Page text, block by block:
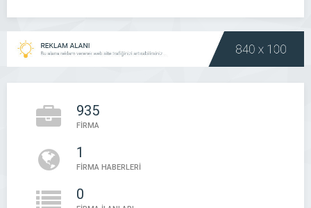
935
FİRMA
1
FİRMA HABERLERİ
0